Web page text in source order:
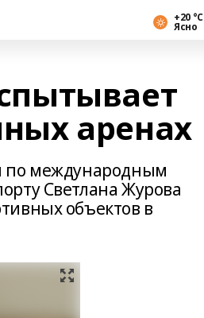
+20 °С
Ясно
аренах
по международным
Светлана Журова
объектов в